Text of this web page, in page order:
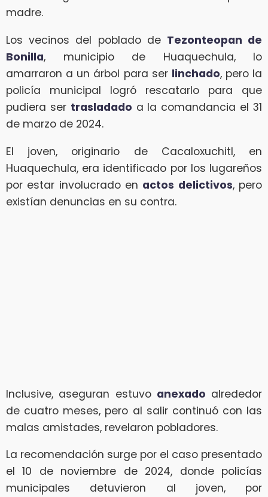
madre.
Los vecinos del poblado de Tezonteopan de
Bonilla, municipio de Huaquechula, lo
amarraron a un árbol para ser linchado, pero la
policía municipal logró rescatarlo para que
pudiera ser trasladado a la comandancia el 31
de marzo de 2024.
El joven, originario de Cacaloxuchitl, en
Huaquechula, era identificado por los lugareños
por estar involucrado en actos delictivos, pero
existían denuncias en su contra.
Inclusive, aseguran estuvo anexado alrededor
de cuatro meses, pero al salir continuó con las
malas amistades, revelaron pobladores.
La recomendación surge por el caso presentado
el 10 de noviembre de 2024, donde policías
municipales detuvieron al joven, por